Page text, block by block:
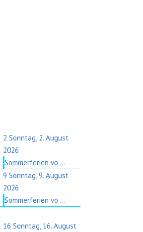
2 Sonntag, 2. August
2026
Sommerferien vo ...
9 Sonntag, 9. August
2026
Sommerferien vo ...
16 Sonntag, 16. August